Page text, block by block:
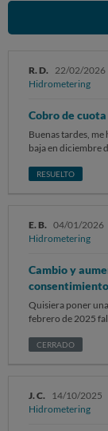
R. D. 22/02/2026
Hidrometering
Cobro de
Buenas tardes,
baja en diciembre
RESUELTO
E. B. 04/01/2026
Hidrometering
Cambio y
consentimiento
Quisiera poner una
febrero de 2025
Hidrometering
Barcelona y nos
para cambiar el contrato. Nos volvemos a dirigir a
CERRADO
J. C. 14/10/2025
Hidrometering